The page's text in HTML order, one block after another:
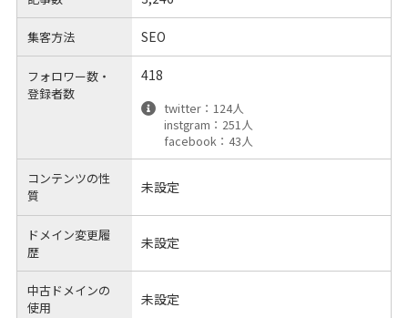
集客方法 SEO
フォロワー数・
登録者数
418
twitter：124人
instgram：251人
facebook：43人
コンテンツの性
質
未設定
ドメイン変更履
歴
未設定
中古ドメインの
使用
未設定